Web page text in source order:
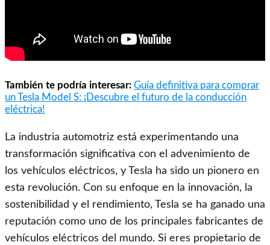
También te podría interesar: Guía definitiva para comprar
un Tesla Model S: ¡Descubre el futuro de la conducción
eléctrica!
La industria automotriz está experimentando una
transformación significativa con el advenimiento de
los vehículos eléctricos, y Tesla ha sido un pionero en
esta revolución. Con su enfoque en la innovación, la
sostenibilidad y el rendimiento, Tesla se ha ganado una
reputación como uno de los principales fabricantes de
vehículos eléctricos del mundo. Si eres propietario de